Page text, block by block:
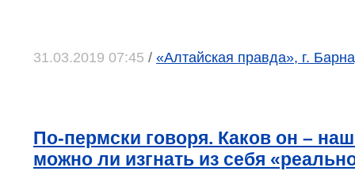
31.03.2019 07:45 / «Алтайская правда», г.
По-пермски говоря. Каков он –
можно ли изгнать из себя